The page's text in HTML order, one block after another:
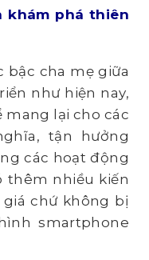
khám phá thiên
bậc cha mẹ giữa
như hiện nay,
lại cho các
tận hưởng
các hoạt động
thêm nhiều kiến
chứ không bị
smartphone